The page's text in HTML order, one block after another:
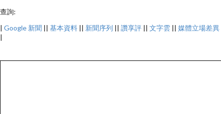
查詢:
| Google 新聞 || 基本資料 || 新聞序列 || 讚享評 || 文字雲 || 媒體立場差異
|